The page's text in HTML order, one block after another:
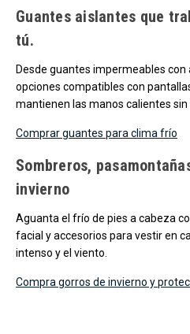
Guantes aislantes que
tú.
Desde guantes impermeables
opciones compatibles con
mantienen las manos calientes sin
Comprar guantes para clima frío
Sombreros,
invierno
Aguanta el frío de pies a cabeza
facial y accesorios para vestir en
intenso y el viento.
Compra gorros de invierno y